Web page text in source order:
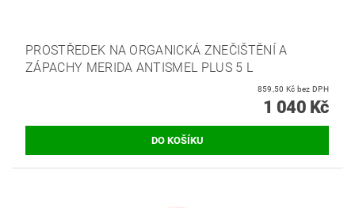
PROSTŘEDEK NA ORGANICKÁ ZNEČIŠTĚNÍ A
ZÁPACHY MERIDA ANTISMEL PLUS 5 L
859,50 Kč bez DPH
1 040 Kč